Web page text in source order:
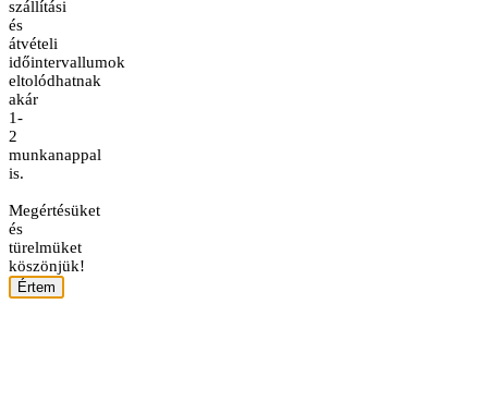
szállítási
és
átvételi
időintervallumok
eltolódhatnak
akár
1-
2
munkanappal
is.
Megértésüket
és
türelmüket
köszönjük!
Értem